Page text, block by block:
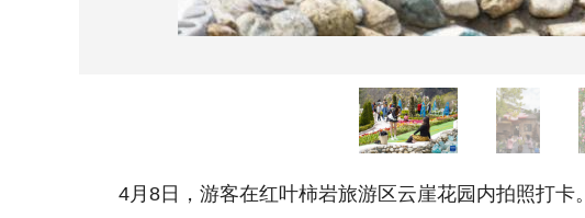
4月8日，游客在红叶柿岩旅游区云崖花园内拍照打卡。